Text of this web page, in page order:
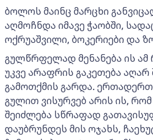
ბოლოს მაინც მარცხი
აღმოჩნდა იმავე ჭაობში,
ოქრუაშვილი, ბოკერიები და
გულწრფელად მენანება ის
უკვე არაფრის გაკეთება
გამოთქმის გარდა.
გულით ვისურვებ არის ის,
შეიძლება სწრაფად
დაუბრუნდეს მის ოჯახს,